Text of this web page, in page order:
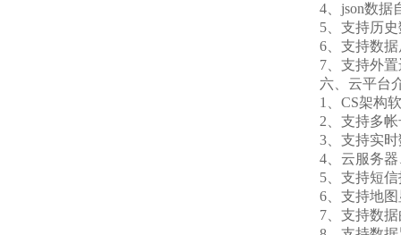
4、json数据自
5、支持历史
6、支持数据
7、支持外置
六、云平台
1、CS架构软
2、支持多帐
3、支持实时
4、云服务器
5、支持短信
6、支持地图
7、支持数据